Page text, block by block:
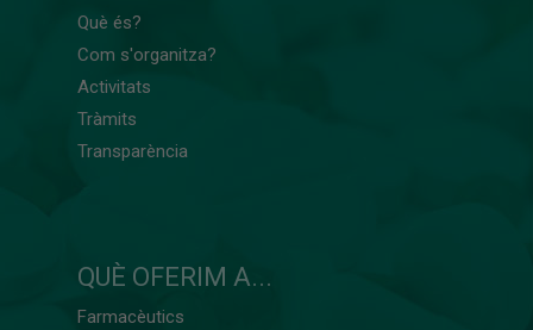
Què és?
Com s'organitza?
Activitats
Tràmits
Transparència
QUÈ OFERIM A...
Farmacèutics